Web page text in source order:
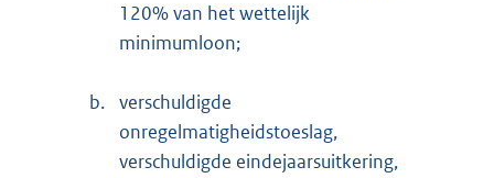
120% van het wettelijk
minimumloon;
b. verschuldigde
onregelmatigheidstoeslag,
verschuldigde eindejaarsuitkering,